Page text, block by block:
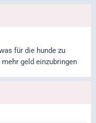
für die hunde zu
geld einzubringen